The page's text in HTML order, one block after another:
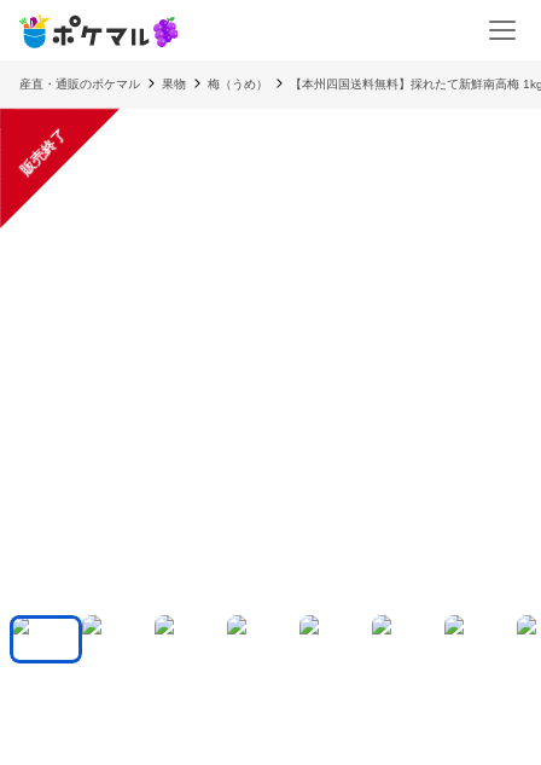
産直・通販のポケマル 果物 梅（うめ） 【本州四国送料無料】採れたて新鮮南高梅
販売終了